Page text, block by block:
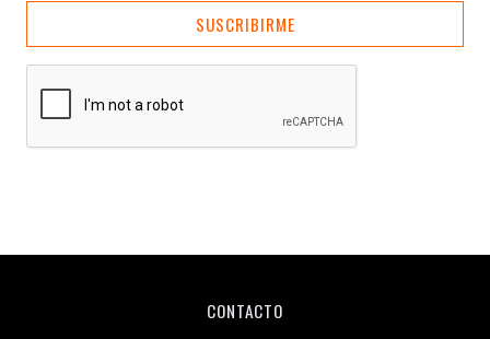
SUSCRIBIRME
CONTACTO